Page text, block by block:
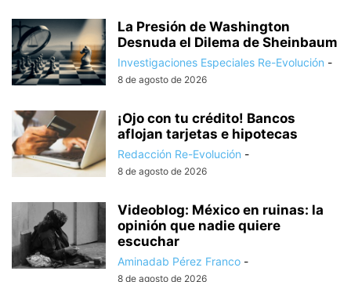
La Presión de Washington
Desnuda el Dilema de Sheinbaum
Investigaciones Especiales Re-Evolución -
8 de agosto de 2026
¡Ojo con tu crédito! Bancos
aflojan tarjetas e hipotecas
Redacción Re-Evolución -
8 de agosto de 2026
Videoblog: México en ruinas: la
opinión que nadie quiere
escuchar
Aminadab Pérez Franco -
8 de agosto de 2026